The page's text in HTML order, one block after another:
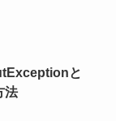
と
法